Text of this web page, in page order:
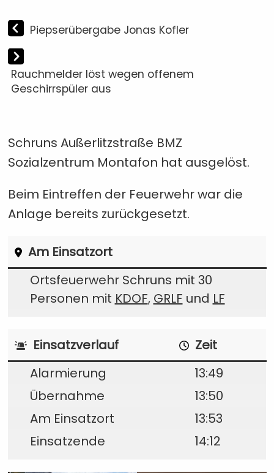
Piepserübergabe Jonas Kofler
Rauchmelder löst wegen offenem
Geschirrspüler aus
Schruns Außerlitzstraße BMZ
Sozialzentrum Montafon hat ausgelöst.
Beim Eintreffen der Feuerwehr war die
Anlage bereits zurückgesetzt.
Am Einsatzort
Ortsfeuerwehr Schruns mit 30
Personen mit KDOF, GRLF und LF
Einsatzverlauf
Zeit
Alarmierung
13:49
Übernahme
13:50
Am Einsatzort
13:53
Einsatzende
14:12